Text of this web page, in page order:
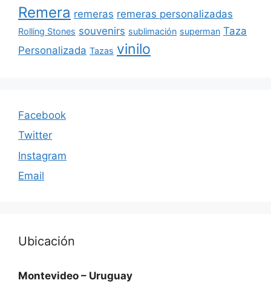
Remera remeras remeras personalizadas
Rolling Stones souvenirs sublimación superman Taza
Personalizada Tazas vinilo
Facebook
Twitter
Instagram
Email
Ubicación
Montevideo – Uruguay